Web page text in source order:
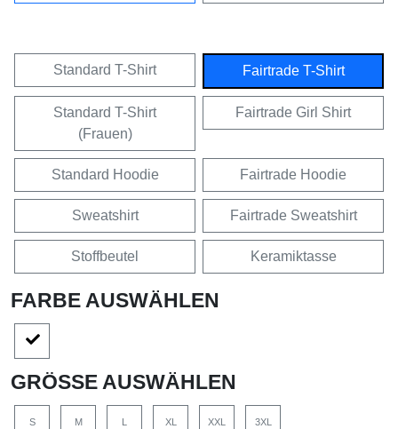
Standard T-Shirt Fairtrade T-Shirt
Standard T-Shirt
(Frauen)
Fairtrade Girl Shirt
Standard Hoodie Fairtrade Hoodie
Sweatshirt Fairtrade Sweatshirt
Stoffbeutel Keramiktasse
FARBE AUSWÄHLEN
GRÖSSE AUSWÄHLEN
S M XL XXL 3XL